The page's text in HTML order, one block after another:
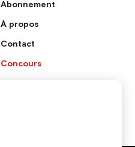
Abonnement
À propos
Contact
Concours